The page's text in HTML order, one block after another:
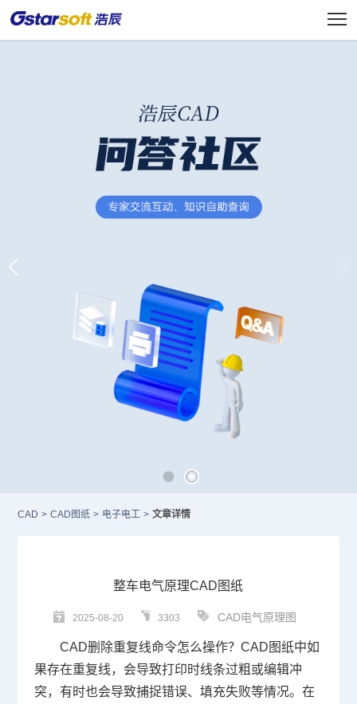
CAD > CAD图纸 > 电子电工 > 文章详情
整车电气原理CAD图纸
2025-08-20 3303 CAD电气原理图
CAD删除重复线命令怎么操作？ CAD图纸中如
果存在重复线，会导致打印时线条过粗或编辑冲
突，有时也会导致捕捉错误、填充失败等情况。在